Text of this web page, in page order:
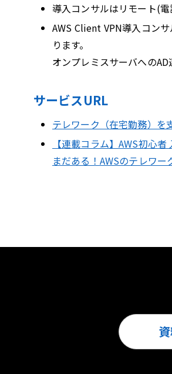
導入コンサルはリモート(
AWS Client VPN導入コン
ります。
オンプレミスサーバへの
サービスURL
テレワーク（在宅勤務）を
【連載コラム】AWS初心
まだある！AWSのテレワ